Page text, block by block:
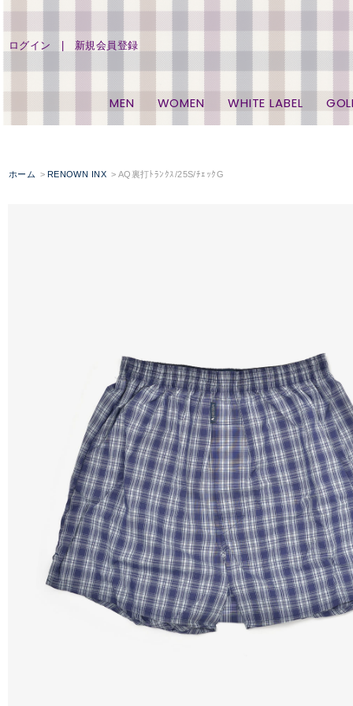
ログイン 新規会員登録
MEN WOMEN WHITE LABEL
ホーム RENOWN INX AQ裏打ﾄﾗﾝｸｽ/25S/ﾁｪｯｸG